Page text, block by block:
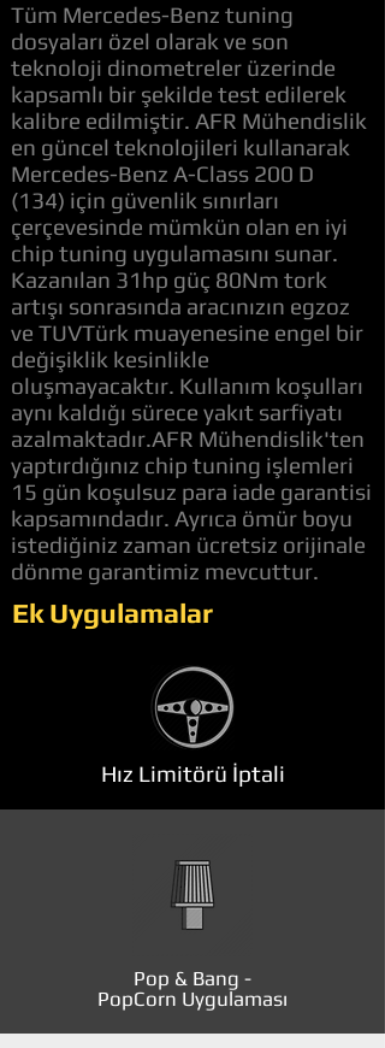
Tüm Mercedes-Benz tuning
dosyaları özel olarak ve son
teknoloji dinometreler üzerinde
kapsamlı bir şekilde test edilerek
kalibre edilmiştir. AFR Mühendislik
en güncel teknolojileri kullanarak
Mercedes-Benz A-Class 200 D
(134) için güvenlik sınırları
çerçevesinde mümkün olan en iyi
chip tuning uygulamasını sunar.
Kazanılan 31hp güç 80Nm tork
artışı sonrasında aracınızın egzoz
ve TUVTürk muayenesine engel bir
değişiklik kesinlikle
oluşmayacaktır. Kullanım koşulları
aynı kaldığı sürece yakıt sarfiyatı
azalmaktadır.AFR Mühendislik'ten
yaptırdığınız chip tuning işlemleri
15 gün koşulsuz para iade garantisi
kapsamındadır. Ayrıca ömür boyu
istediğiniz zaman ücretsiz orijinale
dönme garantimiz mevcuttur.
Ek Uygulamalar
Hız Limitörü İptali
Pop & Bang -
PopCorn Uygulaması